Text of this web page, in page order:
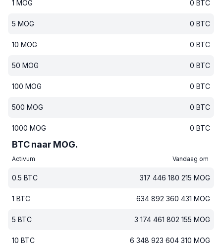
1 MOG 0 BTC
5 MOG 0 BTC
10 MOG 0 BTC
50 MOG 0 BTC
100 MOG 0 BTC
500 MOG 0 BTC
1000 MOG 0 BTC
BTC naar MOG.
Activum Vandaag om
0.5 BTC 317 446 180 215 MOG
1 BTC 634 892 360 431 MOG
5 BTC 3 174 461 802 155 MOG
10 BTC 6 348 923 604 310 MOG